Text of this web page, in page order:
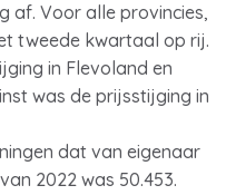
af. Voor alle provincies,
tweede kwartaal op rij.
in Flevoland en
was de prijsstijging in
dat van eigenaar
2022 was 50.453.